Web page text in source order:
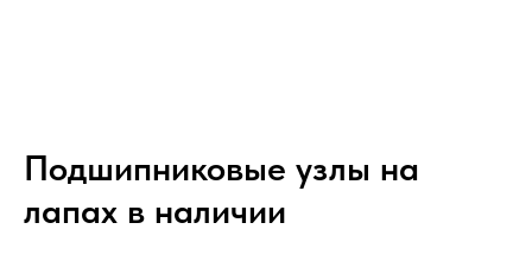
Подшипниковые узлы на
лапах в наличии